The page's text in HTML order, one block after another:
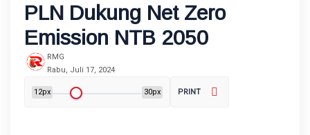
PLN Dukung Net Zero
Emission NTB 2050
RMG
Rabu, Juli 17, 2024
12px 30px PRINT